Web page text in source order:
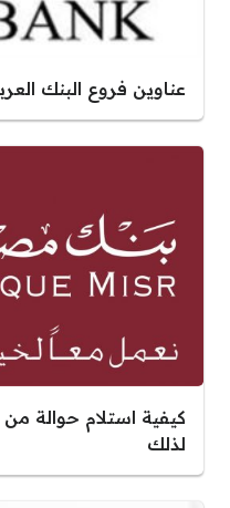
عناوين فروع البنك
كيفية استلام حوالة
لذلك